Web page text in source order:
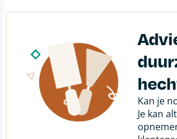
Kan je
Je kan